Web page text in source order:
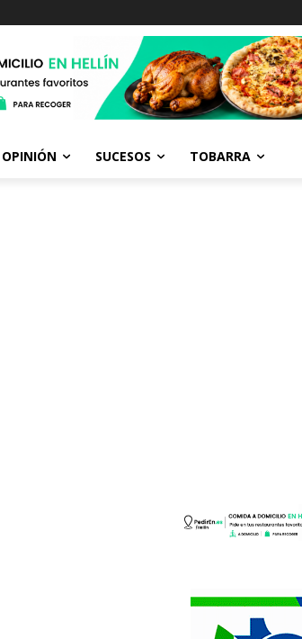
OPINIÓN SUCESOS TOBARRA